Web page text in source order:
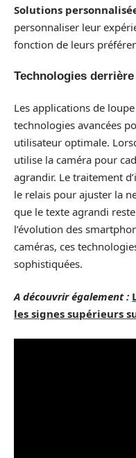
Solutions
personnaliser leur
fonction de leurs
Technologies
Les applications de
technologies avancées
utilisateur optimale.
utilise la caméra pour
agrandir. Le traitement
le relais pour ajuster la
que le texte agrandi
l’évolution des
caméras, ces
sophistiquées.
A découvrir également :
les signes supérieurs